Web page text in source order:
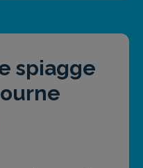
spiagge